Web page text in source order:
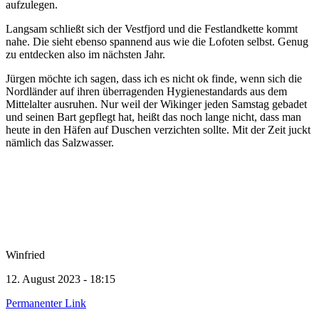
aufzulegen.
Langsam schließt sich der Vestfjord und die Festlandkette kommt
nahe. Die sieht ebenso spannend aus wie die Lofoten selbst. Genug
zu entdecken also im nächsten Jahr.
Jürgen möchte ich sagen, dass ich es nicht ok finde, wenn sich die
Nordländer auf ihren überragenden Hygienestandards aus dem
Mittelalter ausruhen. Nur weil der Wikinger jeden Samstag gebadet
und seinen Bart gepflegt hat, heißt das noch lange nicht, dass man
heute in den Häfen auf Duschen verzichten sollte. Mit der Zeit juckt
nämlich das Salzwasser.
Winfried
12. August 2023 - 18:15
Permanenter Link